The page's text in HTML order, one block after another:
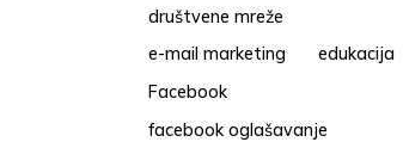
društvene mreže
e-mail marketing
edukacija
Facebook
facebook oglašavanje